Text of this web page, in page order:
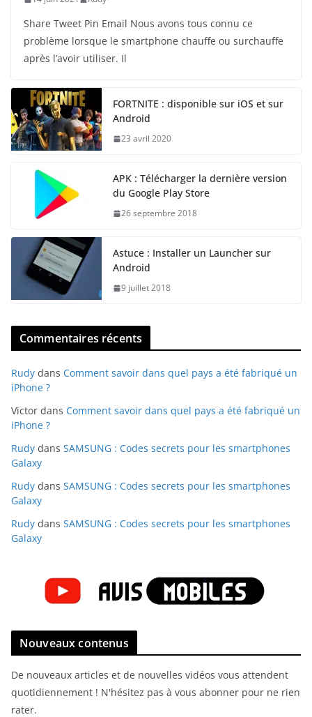
Share Tweet Pin Email Nous avons tous connu ce
problème lorsque le smartphone chauffe ou surchauffe
après l’avoir utiliser. Il
FORTNITE : disponible sur iOS et sur
Android
23 avril 2020
APK : Télécharger la dernière version
du Google Play Store
26 septembre 2018
Astuce : Installer un Launcher sur
Android
9 juillet 2018
Commentaires récents
Rudy dans Comment savoir dans quel pays a été fabriqué un
iPhone ?
Victor dans Comment savoir dans quel pays a été fabriqué un
iPhone ?
Rudy dans SAMSUNG : Codes secrets pour les smartphones
Galaxy
Rudy dans SAMSUNG : Codes secrets pour les smartphones
Galaxy
Rudy dans SAMSUNG : Codes secrets pour les smartphones
Galaxy
Nouveaux contenus
De nouveaux articles et de nouvelles vidéos vous attendent
quotidiennement ! N'hésitez pas à vous abonner pour ne rien
rater.